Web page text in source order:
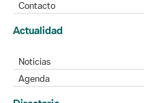
Contacto
Actualidad
Noticias
Agenda